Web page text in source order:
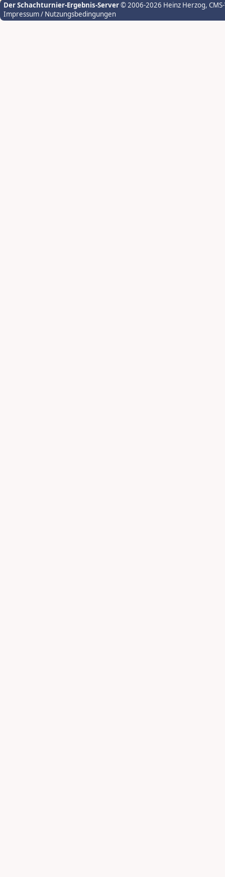
Der Schachturnier-Ergebnis-Server© 2006-2026 Heinz Herzog,
Impressum / Nutzungsbedingungen